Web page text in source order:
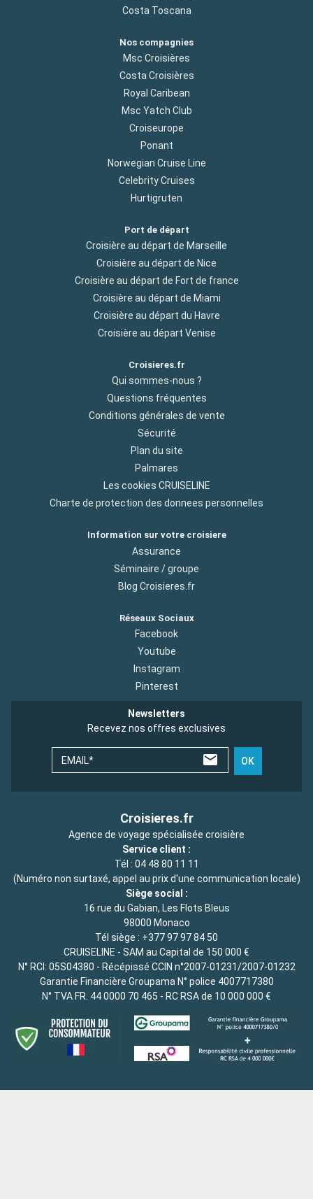
Costa Toscana
Nos compagnies
Msc Croisières
Costa Croisières
Royal Caribean
Msc Yatch Club
Croiseurope
Ponant
Norwegian Cruise Line
Celebrity Cruises
Hurtigruten
Port de départ
Croisière au départ de Marseille
Croisière au départ de Nice
Croisière au départ de Fort de france
Croisière au départ de Miami
Croisière au départ du Havre
Croisière au départ Venise
Croisieres.fr
Qui sommes-nous ?
Questions fréquentes
Conditions générales de vente
Sécurité
Plan du site
Palmares
Les cookies CRUISELINE
Charte de protection des donnees personnelles
Information sur votre croisiere
Assurance
Séminaire / groupe
Blog Croisieres.fr
Réseaux Sociaux
Facebook
Youtube
Instagram
Pinterest
Newsletters
Recevez nos offres exclusives
EMAIL* OK
Croisieres.fr
Agence de voyage spécialisée croisière
Service client :
Tél : 04 48 80 11 11
(Numéro non surtaxé, appel au prix d'une communication locale)
Siège social :
16 rue du Gabian, Les Flots Bleus
98000 Monaco
Tél siège : +377 97 97 84 50
CRUISELINE - SAM au Capital de 150 000 €
N° RCI: 05S04380 - Récépissé CCIN n°2007-01231/2007-01232
Garantie Financière Groupama N° police 4007717380
N° TVA FR. 44 0000 70 465 - RC RSA de 10 000 000 €